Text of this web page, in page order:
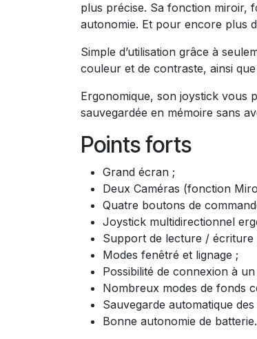
plus précise. Sa fonction miroir,
autonomie. Et pour encore plus
Simple d’utilisation grâce à
couleur et de contraste, ainsi
Ergonomique, son joystick vous
sauvegardée en mémoire sans
Points forts
Grand écran ;
Deux Caméras (fonction
Quatre boutons de
Joystick multidirectionnel
Support de lecture / écriture
Modes fenêtré et lignage ;
Possibilité de connexion à
Nombreux modes de fonds
Sauvegarde automatique
Bonne autonomie de batterie.